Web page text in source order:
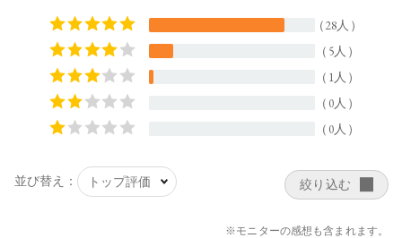
【全成分】
タルク、ラウロイルリシン、シリカ、スクワラン、トリ（カ
プリル酸／カプリン酸）グリセリル、ダイマージリノール酸
ジ（イソステアリル／フィトステリル）、イソステアリン酸
ール、水酸化Al、アルガニアスピノサ核油、オプンチアフィ
クスインジカ種子油、ホホバ種子油、ローズマリー葉油、ア